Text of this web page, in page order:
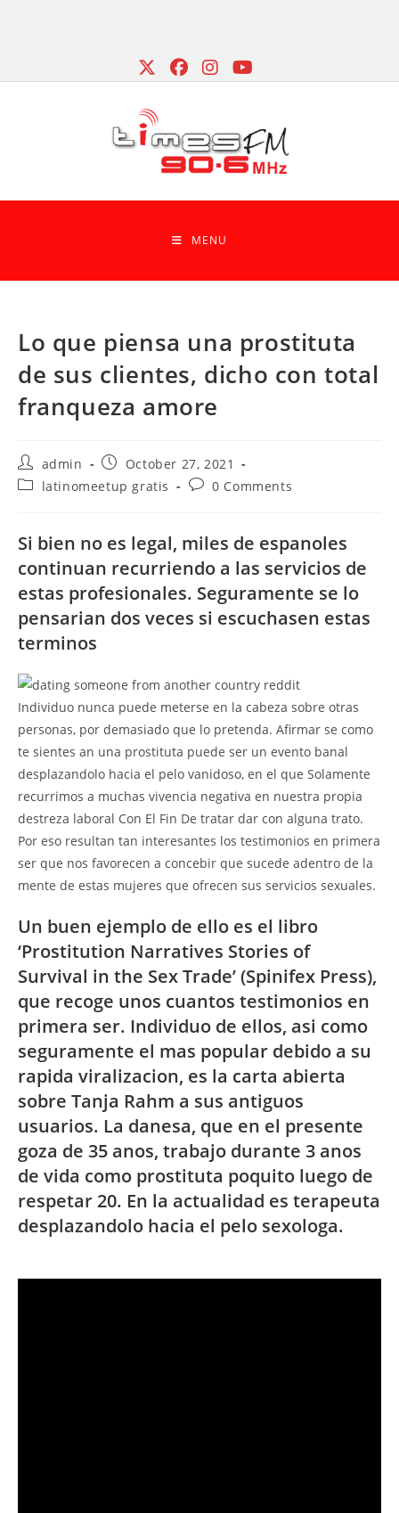
MENU
Lo que piensa una prostituta
de sus clientes, dicho con total
franqueza amore
Post
author:
admin
Post
published:
October 27, 2021
Postlatinomeetup gratis
Post0 Comments
Si bien no es legal, miles de espanoles
continuan recurriendo a las servicios de
estas profesionales. Seguramente se lo
pensarian dos veces si escuchasen estas
terminos
Individuo nunca puede meterse en la cabeza sobre otras
personas, por demasiado que lo pretenda. Afirmar se como
te sientes an una prostituta puede ser un evento banal
desplazandolo hacia el pelo vanidoso, en el que Solamente
recurrimos a muchas vivencia negativa en nuestra propia
destreza laboral Con El Fin De tratar dar con alguna trato.
Por eso resultan tan interesantes los testimonios en primera
ser que nos favorecen a concebir que sucede adentro de la
mente de estas mujeres que ofrecen sus servicios sexuales.
Un buen ejemplo de ello es el libro
‘Prostitution Narratives Stories of
Survival in the Sex Trade’ (Spinifex Press),
que recoge unos cuantos testimonios en
primera ser. Individuo de ellos, asi como
seguramente el mas popular debido a su
rapida viralizacion, es la carta abierta
sobre Tanja Rahm a sus antiguos
usuarios. La danesa, que en el presente
goza de 35 anos, trabajo durante 3 anos
de vida como prostituta poquito luego de
respetar 20. En la actualidad es terapeuta
desplazandolo hacia el pelo sexologa.